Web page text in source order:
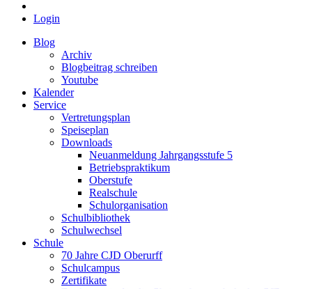
Login
Blog
Archiv
Blogbeitrag schreiben
Youtube
Kalender
Service
Vertretungsplan
Speiseplan
Downloads
Neuanmeldung Jahrgangsstufe 5
Betriebspraktikum
Oberstufe
Realschule
Schulorganisation
Schulbibliothek
Schulwechsel
Schule
70 Jahre CJD Oberurff
Schulcampus
Zertifikate